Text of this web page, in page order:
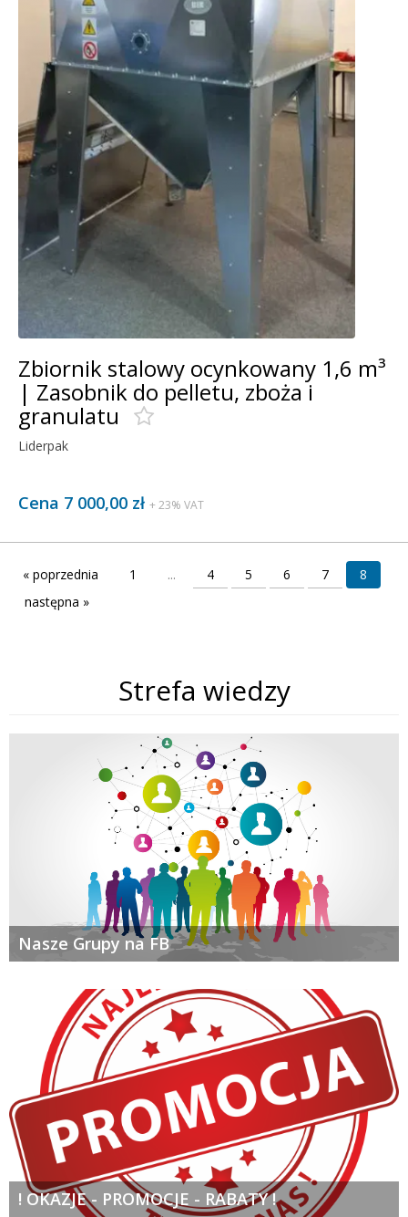
Zbiornik stalowy ocynkowany 1,6 m³
| Zasobnik do pelletu, zboża i
granulatu
Liderpak
Cena 7 000,00 zł + 23% VAT
« poprzednia 1 ... 4 5 6 7
8
następna »
Strefa wiedzy
Nasze Grupy na FB
! OKAZJE - PROMOCJE - RABATY !